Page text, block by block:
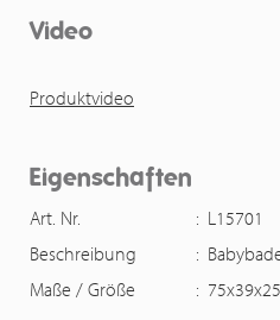
Video
Produktvideo
Eigenschaften
Art. Nr. : L15701
Beschreibung
:
Maße / Größe
: